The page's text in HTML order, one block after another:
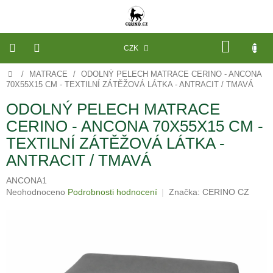
CZK
VÝROBA
NA
PELECHY
A
PODLOŽKY
NA
MÍRU
DO
KLECE
PROSTĚRADLA
Domů
/ MATRACE /
ODOLNÝ PELECH MATRACE CERINO - ANCONA
70X55X15 CM - TEXTILNÍ ZÁTĚŽOVÁ LÁTKA - ANTRACIT / TMAVÁ
ODOLNÝ PELECH MATRACE
CERINO - ANCONA 70X55X15 CM -
TEXTILNÍ ZÁTĚŽOVÁ LÁTKA -
ANTRACIT / TMAVÁ
ANCONA1
Průměrné
Neohodnoceno Podrobnosti hodnocení Značka: CERINO CZ